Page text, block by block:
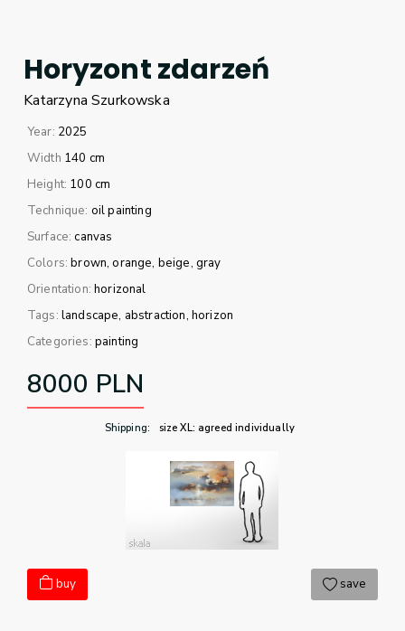
Horyzont zdarzeń
Katarzyna Szurkowska
Year: 2025
Width 140 cm
Height: 100 cm
Technique: oil painting
Surface:canvas
Colors:brown orange beige gray
Orientation:horizonal
Tags: landscape abstraction horizon
Categories: painting
8000 PLN
Shipping: size XL: agreed individually
buy save